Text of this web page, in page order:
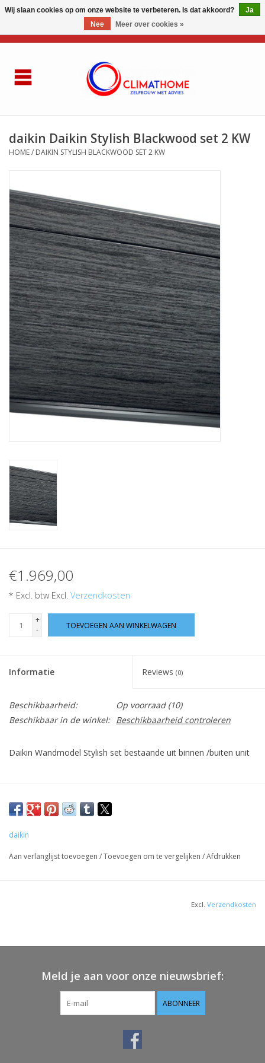
Thuisbatterij
Gasketel renovatie
Zelfbouwen
Referenties
Vloerverwarming/
Klimaatplafonds
Onderhoud
Warmtepompen
Koelcel
daikin Daikin Stylish Blackwood set 2 KW
HOME/ DAIKIN STYLISH BLACKWOOD SET 2 KW
€1.969,00
* Excl. btw Excl. Verzendkosten
+
-
TOEVOEGEN AAN WINKELWAGEN
Informatie Reviews (0)
Beschikbaarheid: Op voorraad(10)
Beschikbaar in de winkel: Beschikbaarheid controleren
Daikin Wandmodel Stylish set bestaande uit binnen /buiten unit
warmtepompen/stylish.html
daikin
Aan verlanglijst toevoegen /Toevoegen om te vergelijken /Afdrukken
Excl. Verzendkosten
Meld je aan voor onze nieuwsbrief:
ABONNEER
Wij slaan cookies op om onze website te verbeteren. Is dat akkoord?
Ja
Nee
Meer over cookies »